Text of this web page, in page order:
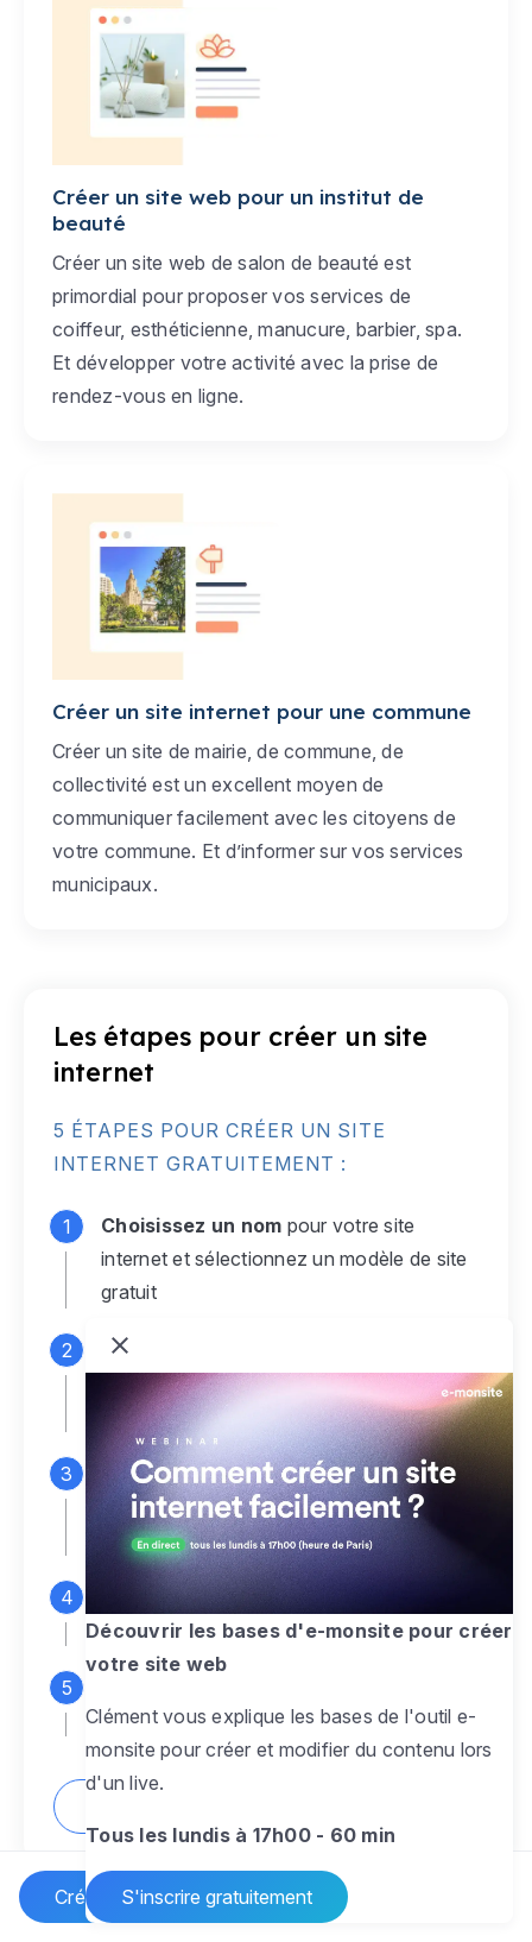
Créer un site Internet
Créer un site web pour un institut de
beauté
Créer un site web de salon de beauté est
primordial pour proposer vos services de
coiffeur, esthéticienne, manucure, barbier, spa.
Et développer votre activité avec la prise de
rendez-vous en ligne.
Créer un site internet pour une commune
Créer un site de mairie, de commune, de
collectivité est un excellent moyen de
communiquer facilement avec les citoyens de
votre commune. Et d’informer sur vos services
municipaux.
Les étapes pour créer un site
internet
5 ÉTAPES POUR CRÉER UN SITE
INTERNET GRATUITEMENT :
Choisissez un nom pour votre site
internet et sélectionnez un modèle de site
gratuit
Connectez-vous
monsite gratuit pour accéder à votre
espace d'administration
Personnalisez entièrement le
designpour créer un site web sur-mesure,
à votre image
Ajoutez des pagessans limite pour
présenter votre activité, votre passion
pour rendre votre site dynamique
Découvrir les bases d'e-monsite pour créer
votre site web
Clément vous explique les bases de l'outil e-
monsite pour créer et modifier du contenu lors
d'un live.
Tous les lundis à 17h00 - 60 min
S'inscrire gratuitement